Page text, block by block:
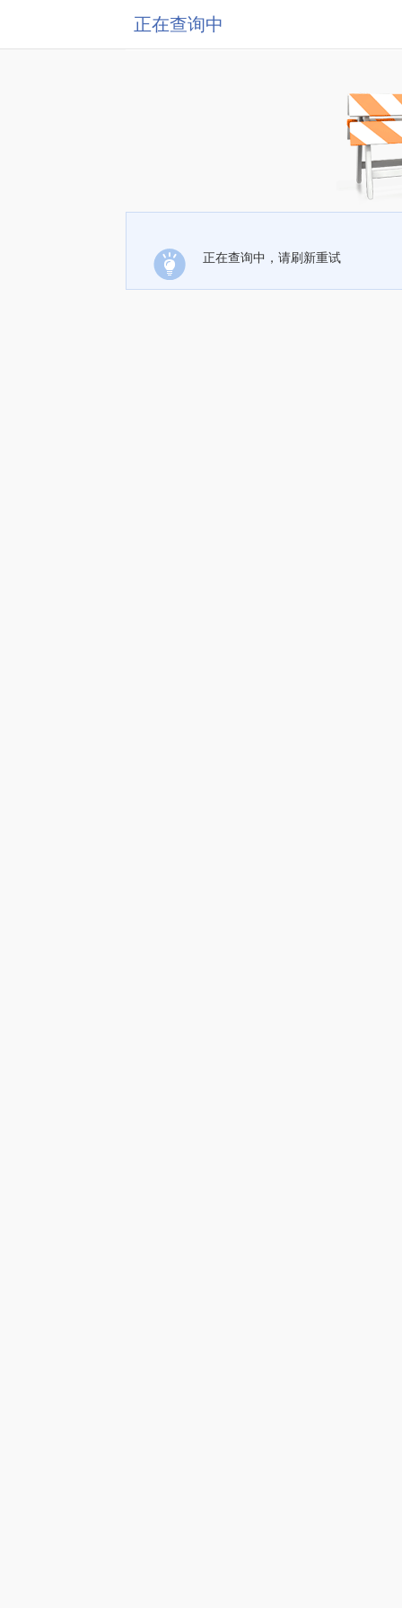
正在查询中
正在查询中，请刷新重试